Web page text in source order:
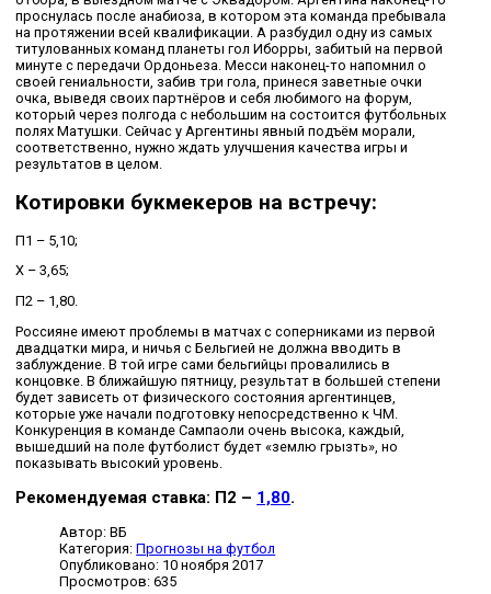
проснулась после анабиоза, в котором эта команда пребывала
на протяжении всей квалификации. А разбудил одну из самых
титулованных команд планеты гол Иборры, забитый на первой
минуте с передачи Ордоньеза. Месси наконец-то напомнил о
своей гениальности, забив три гола, принеся заветные очки
очка, выведя своих партнёров и себя любимого на форум,
который через полгода с небольшим на состоится футбольных
полях Матушки. Сейчас у Аргентины явный подъём морали,
соответственно, нужно ждать улучшения качества игры и
результатов в целом.
Котировки букмекеров на встречу:
П1 – 5,10;
Х – 3,65;
П2 – 1,80.
Россияне имеют проблемы в матчах с соперниками из первой
двадцатки мира, и ничья с Бельгией не должна вводить в
заблуждение. В той игре сами бельгийцы провалились в
концовке. В ближайшую пятницу, результат в большей степени
будет зависеть от физического состояния аргентинцев,
которые уже начали подготовку непосредственно к ЧМ.
Конкуренция в команде Сампаоли очень высока, каждый,
вышедший на поле футболист будет «землю грызть», но
показывать высокий уровень.
Рекомендуемая ставка: П2 – 1,80.
Автор:ВБ
Категория:Прогнозы на футбол
Опубликовано: 10 ноября 2017
Просмотров: 635